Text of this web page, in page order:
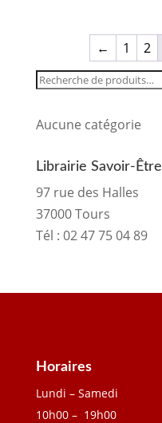
← 1 2
Recherche
Aucune catégorie
Librairie Savoir-Être
97 rue des Halles
37000 Tours
Tél : 02 47 75 04 89
Horaires
Lundi – Samedi
10h00 – 19h00